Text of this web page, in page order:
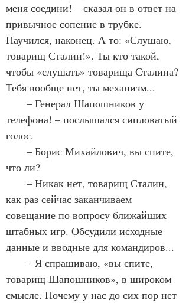
меня соедини! – сказал он в ответ на
привычное сопение в трубке.
Научился, наконец. А то: «Слушаю,
товарищ Сталин!». Ты кто такой,
чтобы «слушать» товарища Сталина?
Тебя вообще нет, ты механизм...
телефона! – послышался сипловатый
голос.
что ли?
как раз сейчас заканчиваем
совещание по вопросу ближайших
штабных игр. Обсудили исходные
данные и вводные для командиров...
товарищ Шапошников», в широком
смысле. Почему у нас до сих пор нет